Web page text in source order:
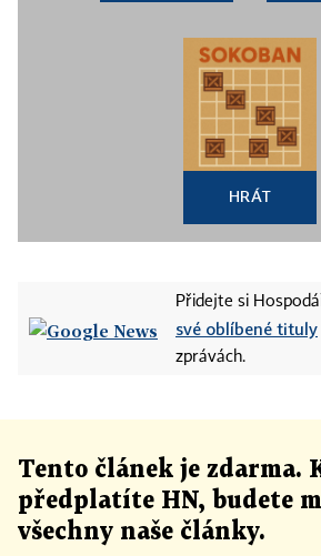
HRÁT
Přidejte si
své oblíbené tituly
zprávách.
Tento článek je zdarma.
předplatíte HN, budete
všechny naše články.